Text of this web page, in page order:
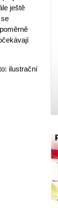
ještě
ilustrační